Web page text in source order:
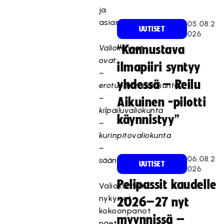
ja
asiantuntijoista.
Valiokunnat
ovat:
–
erotuomarivaliokunta
–
kilpailuvaliokunta
–
kurinpitovaliokunta
–
sääntövaliokunta
Valiokuntien
nykyiset
kokoonpanot
UUTISET
05.08.2
026
“Kannustava
ilmapiiri syntyy
yhdessä – Reilu
Aikuinen -pilotti
käynnistyy”
UUTISET
06.08.2
026
Pelipassit kaudelle
2026–27 nyt
myynnissä –